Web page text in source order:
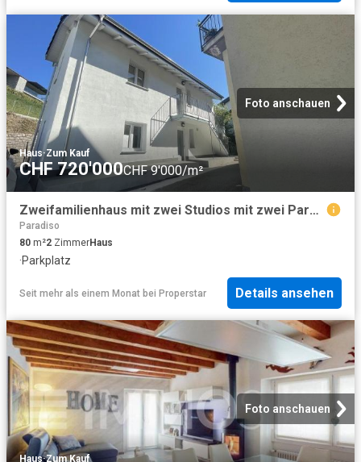
Foto anschauen
Haus·Zum Kauf
CHF 720'000CHF 9'000/m²
Zweifamilienhaus mit zwei Studios mit zwei Parkplätzen in strategischer Lage/Zweifamilienhaus mit zwei Einzimmerwohnungen
Paradiso
80 m²2 ZimmerHaus
·Parkplatz
Seit mehr als einem Monat bei Properstar Details ansehen
Foto anschauen
Haus·Zum Kauf